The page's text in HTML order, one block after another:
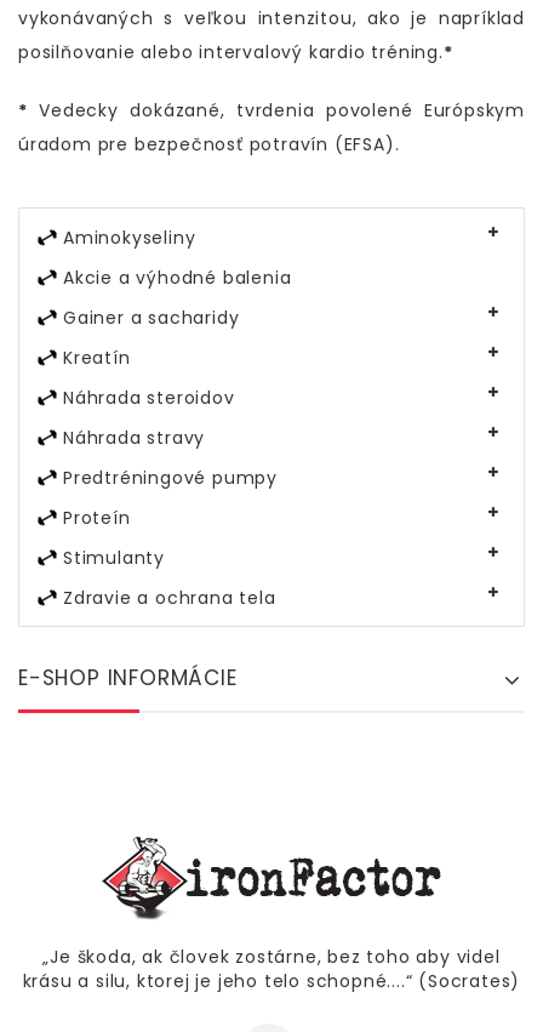
vykonávaných s veľkou intenzitou, ako je napríklad
posilňovanie alebo intervalový kardio tréning.*
* Vedecky dokázané, tvrdenia povolené Európskym
úradom pre bezpečnosť potravín (EFSA).
Aminokyseliny
Akcie a výhodné balenia
Gainer a sacharidy
Kreatín
Náhrada steroidov
Náhrada stravy
Predtréningové pumpy
Proteín
Stimulanty
Zdravie a ochrana tela
E-SHOP INFORMÁCIE
„Je škoda, ak človek zostárne, bez toho aby videl
krásu a silu, ktorej je jeho telo schopné....“ (Socrates)